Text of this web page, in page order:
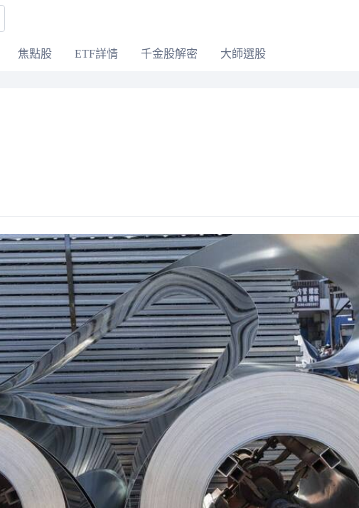
焦點股 ETF詳情 千金股解密 大師選股